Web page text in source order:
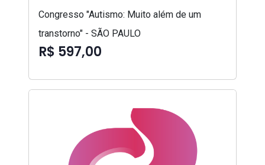
Congresso "Autismo: Muito além de um
transtorno" - SÃO PAULO
R$ 597,00